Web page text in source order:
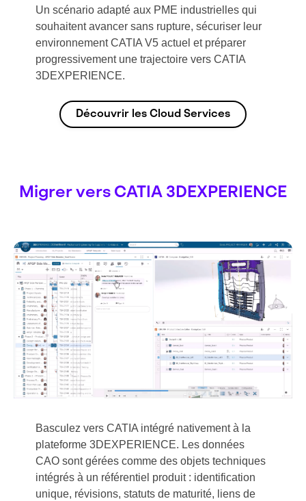
Un scénario adapté aux PME industrielles qui
souhaitent avancer sans rupture, sécuriser leur
environnement CATIA V5 actuel et préparer
progressivement une trajectoire vers CATIA
3DEXPERIENCE.
Découvrir les Cloud Services
Migrer vers CATIA 3DEXPERIENCE
Basculez vers CATIA intégré nativement à la
plateforme 3DEXPERIENCE. Les données
CAO sont gérées comme des objets techniques
intégrés à un référentiel produit : identification
unique, révisions, statuts de maturité, liens de